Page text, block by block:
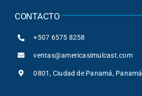
CONTACTO
+507 6575 8258
ventas@americasimulcast.com
0801, Ciudad de Panamá, Panamá